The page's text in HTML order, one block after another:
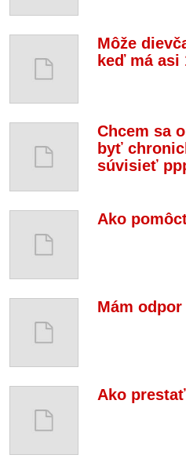
Môže
keď má asi
Chcem sa
byť
súvisieť
Ako
Mám
Ako